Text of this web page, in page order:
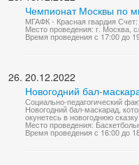
Чемпионат Москвы по
МГАФК - Красная гвардия
Место проведения: г.
Время проведения с 17:00 до
20.12.2022
Новогодний бал-
Социально-педагогический
Новогодний бал-маскарад,
окунетесь в новогоднюю
Место проведения:
Время проведения с 16:00 до